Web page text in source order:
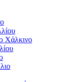
Χάλκινο